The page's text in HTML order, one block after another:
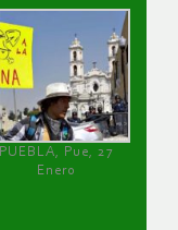
PUEBLA, Pue, 27
Enero